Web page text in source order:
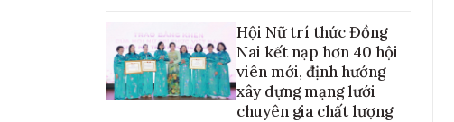
Hội Nữ trí thức Đồng
Nai kết nạp hơn 40 hội
viên mới, định hướng
xây dựng mạng lưới
chuyên gia chất lượng